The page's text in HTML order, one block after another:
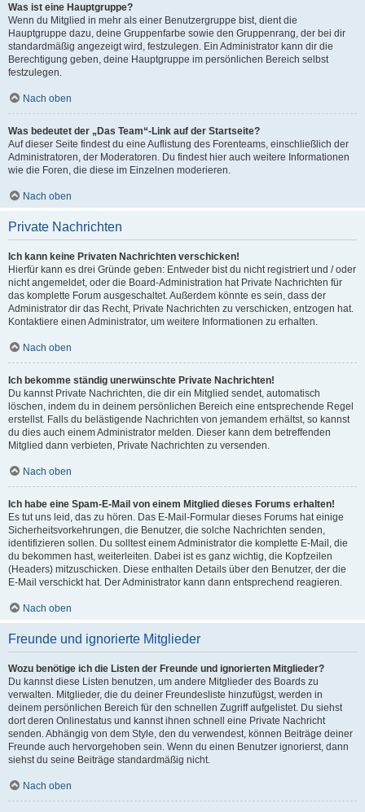
Was ist eine Hauptgruppe?
Wenn du Mitglied in mehr als einer Benutzergruppe bist, dient die
Hauptgruppe dazu, deine Gruppenfarbe sowie den Gruppenrang, der bei dir
standardmäßig angezeigt wird, festzulegen. Ein Administrator kann dir die
Berechtigung geben, deine Hauptgruppe im persönlichen Bereich selbst
festzulegen.
Nach oben
Was bedeutet der „Das Team“-Link auf der Startseite?
Auf dieser Seite findest du eine Auflistung des Forenteams, einschließlich der
Administratoren, der Moderatoren. Du findest hier auch weitere Informationen
wie die Foren, die diese im Einzelnen moderieren.
Nach oben
Private Nachrichten
Ich kann keine Privaten Nachrichten verschicken!
Hierfür kann es drei Gründe geben: Entweder bist du nicht registriert und / oder
nicht angemeldet, oder die Board-Administration hat Private Nachrichten für
das komplette Forum ausgeschaltet. Außerdem könnte es sein, dass der
Administrator dir das Recht, Private Nachrichten zu verschicken, entzogen hat.
Kontaktiere einen Administrator, um weitere Informationen zu erhalten.
Nach oben
Ich bekomme ständig unerwünschte Private Nachrichten!
Du kannst Private Nachrichten, die dir ein Mitglied sendet, automatisch
löschen, indem du in deinem persönlichen Bereich eine entsprechende Regel
erstellst. Falls du belästigende Nachrichten von jemandem erhältst, so kannst
du dies auch einem Administrator melden. Dieser kann dem betreffenden
Mitglied dann verbieten, Private Nachrichten zu versenden.
Nach oben
Ich habe eine Spam-E-Mail von einem Mitglied dieses Forums erhalten!
Es tut uns leid, das zu hören. Das E-Mail-Formular dieses Forums hat einige
Sicherheitsvorkehrungen, die Benutzer, die solche Nachrichten senden,
identifizieren sollen. Du solltest einem Administrator die komplette E-Mail, die
du bekommen hast, weiterleiten. Dabei ist es ganz wichtig, die Kopfzeilen
(Headers) mitzuschicken. Diese enthalten Details über den Benutzer, der die
E-Mail verschickt hat. Der Administrator kann dann entsprechend reagieren.
Nach oben
Freunde und ignorierte Mitglieder
Wozu benötige ich die Listen der Freunde und ignorierten Mitglieder?
Du kannst diese Listen benutzen, um andere Mitglieder des Boards zu
verwalten. Mitglieder, die du deiner Freundesliste hinzufügst, werden in
deinem persönlichen Bereich für den schnellen Zugriff aufgelistet. Du siehst
dort deren Onlinestatus und kannst ihnen schnell eine Private Nachricht
senden. Abhängig von dem Style, den du verwendest, können Beiträge deiner
Freunde auch hervorgehoben sein. Wenn du einen Benutzer ignorierst, dann
siehst du seine Beiträge standardmäßig nicht.
Nach oben